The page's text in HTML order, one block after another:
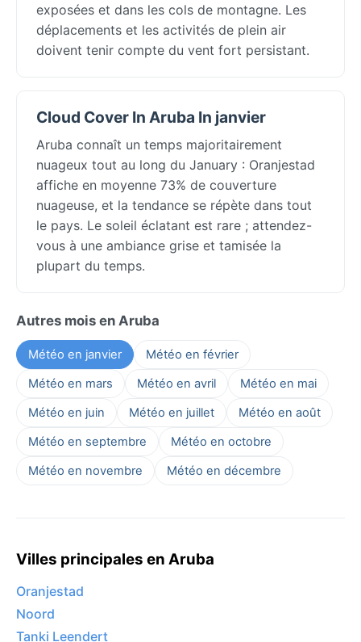
exposées et dans les cols de montagne. Les
déplacements et les activités de plein air
doivent tenir compte du vent fort persistant.
Cloud Cover In Aruba In janvier
Aruba connaît un temps majoritairement
nuageux tout au long du January : Oranjestad
affiche en moyenne 73% de couverture
nuageuse, et la tendance se répète dans tout
le pays. Le soleil éclatant est rare ; attendez-
vous à une ambiance grise et tamisée la
plupart du temps.
Autres mois en Aruba
Météo en janvier
Météo en février
Météo en mars
Météo en avril
Météo en mai
Météo en juin
Météo en juillet
Météo en août
Météo en septembre
Météo en octobre
Météo en novembre
Météo en décembre
Villes principales en Aruba
Oranjestad
Noord
Tanki Leendert